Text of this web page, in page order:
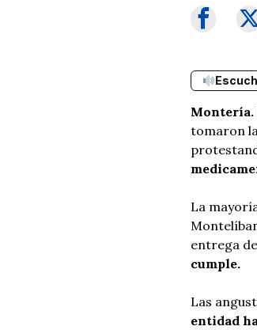
Montería.
tomaron
La
entrega
cumple.
Las
entidad